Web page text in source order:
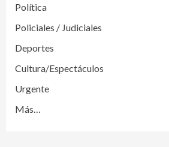
Política
Policiales / Judiciales
Deportes
Cultura/Espectáculos
Urgente
Más…